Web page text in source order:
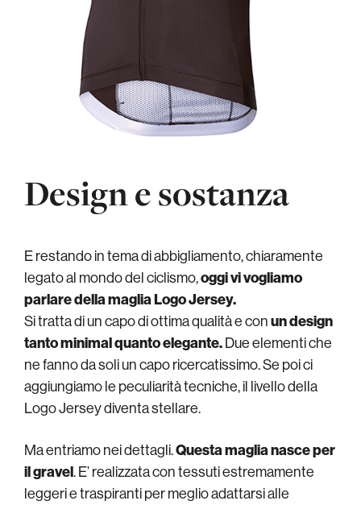
Design e sostanza
E restando in tema di abbigliamento, chiaramente
legato al mondo del ciclismo,oggi vi vogliamo
parlare della maglia Logo Jersey.
Si tratta di un capo di ottima qualità e conun design
tanto minimal quanto elegante.Due elementi che
ne fanno da soli un capo ricercatissimo. Se poi ci
aggiungiamo le peculiarità tecniche, il livello della
Logo Jersey diventa stellare.
Ma entriamo nei dettagli.Questa maglia nasce per
il gravel. E’ realizzata con tessuti estremamente
leggeri e traspiranti per meglio adattarsi alle